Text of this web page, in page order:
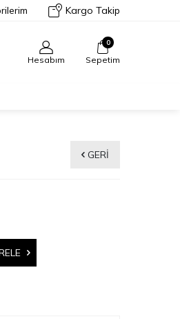
Kargo Takip
Hesabım
0
Sepetim
GERI